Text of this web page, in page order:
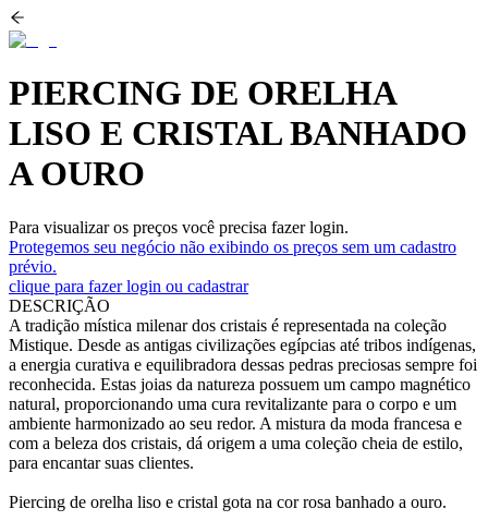
PIERCING DE ORELHA
LISO E CRISTAL BANHADO
A OURO
Para visualizar os preços você precisa fazer login.
Protegemos seu negócio não exibindo os preços sem um cadastro
prévio.
clique para fazer login ou cadastrar
DESCRIÇÃO
A tradição mística milenar dos cristais é representada na coleção
Mistique. Desde as antigas civilizações egípcias até tribos indígenas,
a energia curativa e equilibradora dessas pedras preciosas sempre foi
reconhecida. Estas joias da natureza possuem um campo magnético
natural, proporcionando uma cura revitalizante para o corpo e um
ambiente harmonizado ao seu redor. A mistura da moda francesa e
com a beleza dos cristais, dá origem a uma coleção cheia de estilo,
para encantar suas clientes.
Piercing de orelha liso e cristal gota na cor rosa banhado a ouro.